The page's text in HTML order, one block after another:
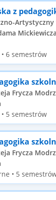
z
6 semestrów
Frycza
5 semestrów
Frycza
• 5